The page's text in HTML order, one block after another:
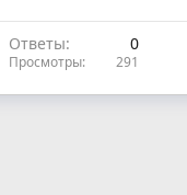
Ответы 0
Просмотры 291